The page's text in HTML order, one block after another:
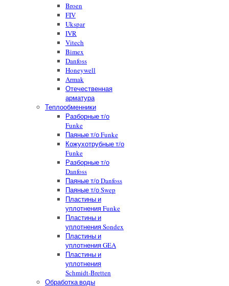
Broen
FIV
Ukspar
IVR
Vitech
Bimex
Danfoss
Honeywell
Armak
Отечественная
арматура
Теплообменники
Разборные т/о
Funke
Паяные т/о Funke
Кожухотрубные т/о
Funke
Разборные т/о
Danfoss
Паяные т/о Danfoss
Паяные т/о Swep
Пластины и
уплотнения Funke
Пластины и
уплотнения Sondex
Пластины и
уплотнения GEA
Пластины и
уплотнения
Schmidt-Bretten
Обработка воды